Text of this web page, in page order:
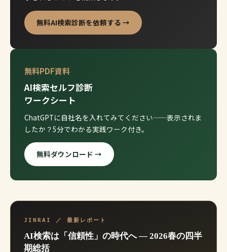
無料AI検索診断を依頼する →
無料PDF資料
AI検索セルフ診断
ワークシート
ChatGPTに自社名を入れてみてください——表示されま
したか？5分でわかる実践ワーク付き。
無料ダウンロード →
JINRAI ／ 最新レポート
AI検索は「信頼性」の時代へ ― 2026春の四半
期総括